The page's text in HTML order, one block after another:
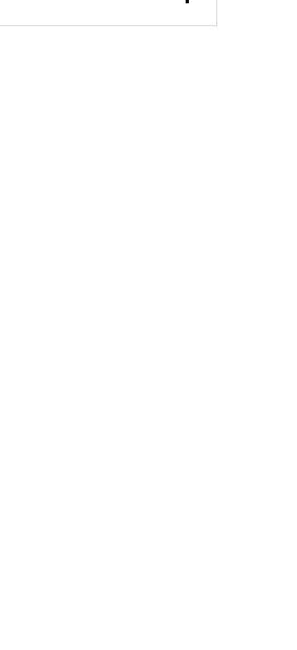
de nos
commandes en gros
expédiés dans les 7
environ 3
en gros peuvent
de sécurité et de
à la
défauts de